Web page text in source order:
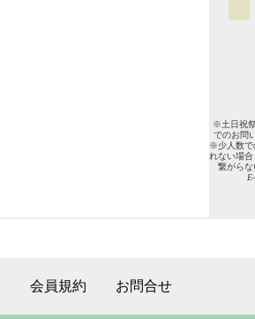
※土日祝
でのお問
※少人数で
れない場合
繋がらな
会員規約 お問合せ